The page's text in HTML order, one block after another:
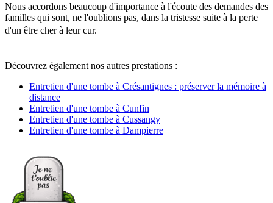
Nous accordons beaucoup d'importance à l'écoute des demandes des
familles qui sont, ne l'oublions pas, dans la tristesse suite à la perte
d'un être cher à leur cur.
Découvrez également nos autres prestations :
Entretien d'une tombe à Crésantignes : préserver la mémoire à
distance
Entretien d'une tombe à Cunfin
Entretien d'une tombe à Cussangy
Entretien d'une tombe à Dampierre